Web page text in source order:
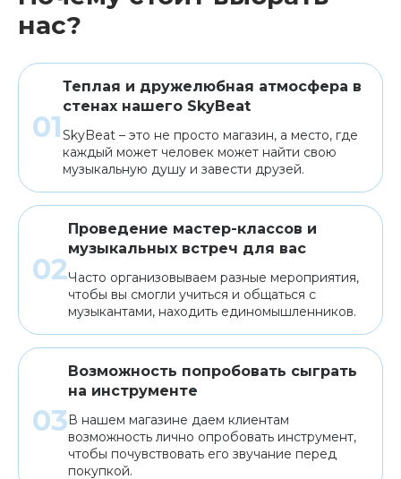
нас?
Теплая и дружелюбная атмосфера в
стенах нашего SkyBeat
SkyBeat – это не просто магазин, а место, где
каждый может человек может найти свою
музыкальную душу и завести друзей.
Проведение мастер-классов и
музыкальных встреч для вас
Часто организовываем разные мероприятия,
чтобы вы смогли учиться и общаться с
музыкантами, находить единомышленников.
Возможность попробовать сыграть
на инструменте
В нашем магазине даем клиентам
возможность лично опробовать инструмент,
чтобы почувствовать его звучание перед
покупкой.